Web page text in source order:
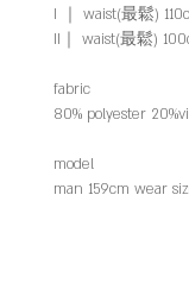
I ｜ waist(最鬆)
II｜ waist(最鬆)
fabric
80% polyester
model
man 159cm wear